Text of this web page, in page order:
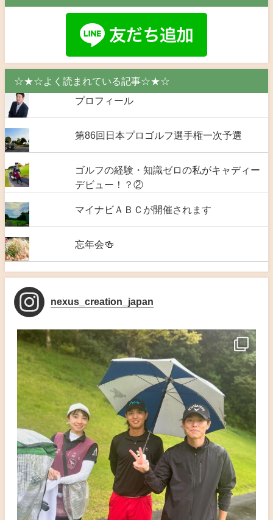
☆★☆よく読まれている記事☆★☆
プロフィール
第86回日本プロゴルフ選手権一次予選
ゴルフの経験・知識ゼロの私がキャディー
デビュー！？②
マイナビＡＢＣが開催されます
忘年会🍻
nexus_creation_japan